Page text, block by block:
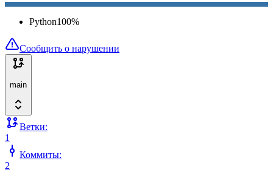
Python100%
Сообщить о нарушении
main
Ветки:
1
Коммиты:
2